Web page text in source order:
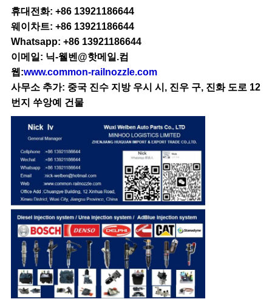
휴대전화: +86 13921186644
웨이차트: +86 13921186644
Whatsapp: +86 13921186644
이메일: 닉-웰벤@핫메일.컴
웹:www.common-railnozzle.com
사무소 추가: 중국 진수 지방 우시 시, 진우 구, 진화 도로 12
번지 쑤앙예 건물